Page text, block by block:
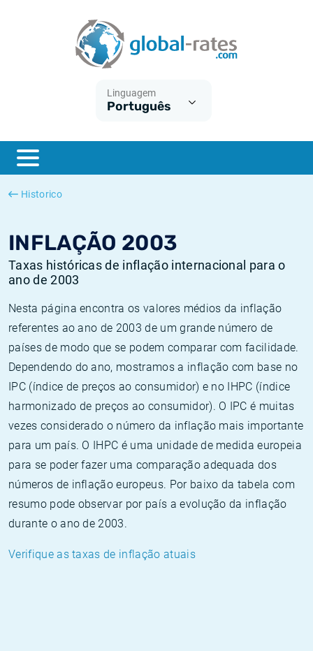
Linguagem
Português
Historico
INFLAÇÃO 2003
Taxas históricas de inflação internacional para o
ano de 2003
Nesta página encontra os valores médios da inflação
referentes ao ano de 2003 de um grande número de
países de modo que se podem comparar com facilidade.
Dependendo do ano, mostramos a inflação com base no
IPC (índice de preços ao consumidor) e no IHPC (índice
harmonizado de preços ao consumidor). O IPC é muitas
vezes considerado o número da inflação mais importante
para um país. O IHPC é uma unidade de medida europeia
para se poder fazer uma comparação adequada dos
números de inflação europeus. Por baixo da tabela com
resumo pode observar por país a evolução da inflação
durante o ano de 2003.
Verifique as taxas de inflação atuais
ESTER
SONIA
O que é a inflação do IPC?
O que é a inflação do IHPC?
Inflação Estados Unidos
Inflação Europa
Taxas Euribor históricas
Taxas ESTER históricas
Taxas SONIA históricas
Taxas TONAR históricas
Calculadora de inflação